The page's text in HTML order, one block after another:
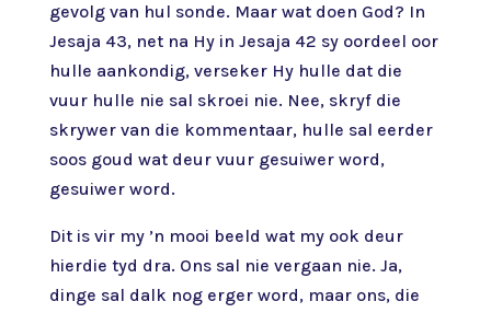
gevolg van hul sonde. Maar wat doen God? In
Jesaja 43, net na Hy in Jesaja 42 sy oordeel oor
hulle aankondig, verseker Hy hulle dat die
vuur hulle nie sal skroei nie. Nee, skryf die
skrywer van die kommentaar, hulle sal eerder
soos goud wat deur vuur gesuiwer word,
gesuiwer word.
Dit is vir my ’n mooi beeld wat my ook deur
hierdie tyd dra. Ons sal nie vergaan nie. Ja,
dinge sal dalk nog erger word, maar ons, die